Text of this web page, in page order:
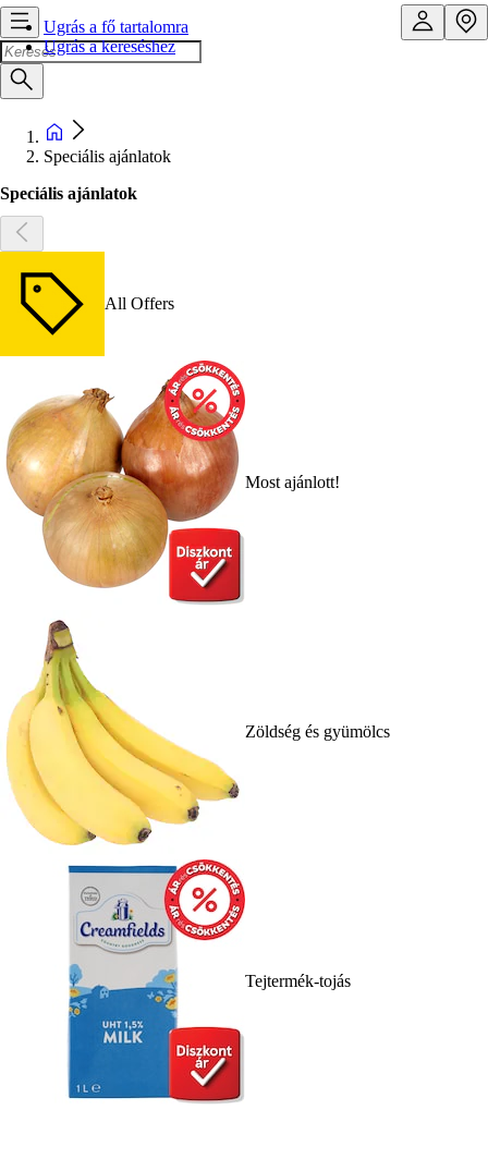
Ugrás a fő tartalomra
Ugrás a kereséshez
Speciális ajánlatok
Speciális ajánlatok
All Offers
Most ajánlott!
Zöldség és gyümölcs
Tejtermék-tojás